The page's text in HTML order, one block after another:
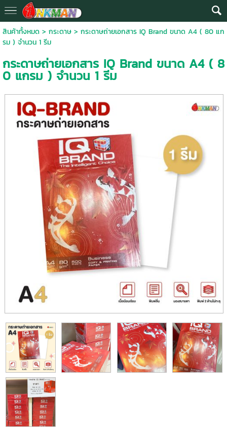
สินค้าทั้งหมด> กระดาษ> กระดาษถ่ายเอกสาร IQ Brand ขนาด A4 ( 80 แก
รม ) จำนวน 1 รีม
กระดาษถ่ายเอกสาร IQ Brand ขนาด A4 ( 8
0 แกรม ) จำนวน 1 รีม